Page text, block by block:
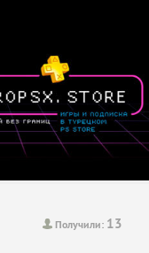
Получили: 13